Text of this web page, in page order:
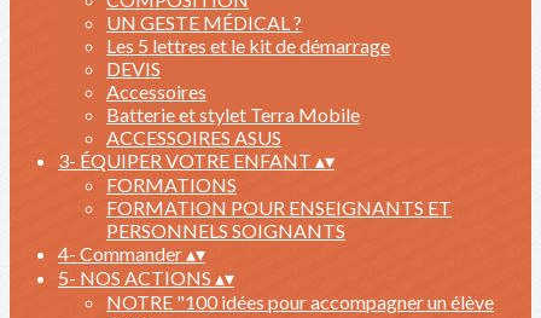
UN GESTE MÉDICAL ?
Les 5 lettres et le kit de démarrage
DEVIS
Accessoires
Batterie et stylet Terra Mobile
ACCESSOIRES ASUS
3- ÉQUIPER VOTRE ENFANT ▴▾
FORMATIONS
FORMATION POUR ENSEIGNANTS ET
PERSONNELS SOIGNANTS
4- Commander▴▾
5- NOS ACTIONS ▴▾
NOTRE "100 idées pour accompagner un élève